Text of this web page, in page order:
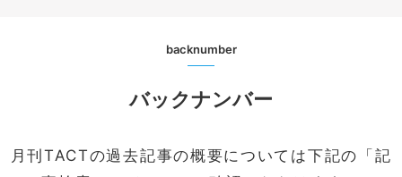
backnumber
バックナンバー
月刊TACTの過去記事の概要については下記の「記